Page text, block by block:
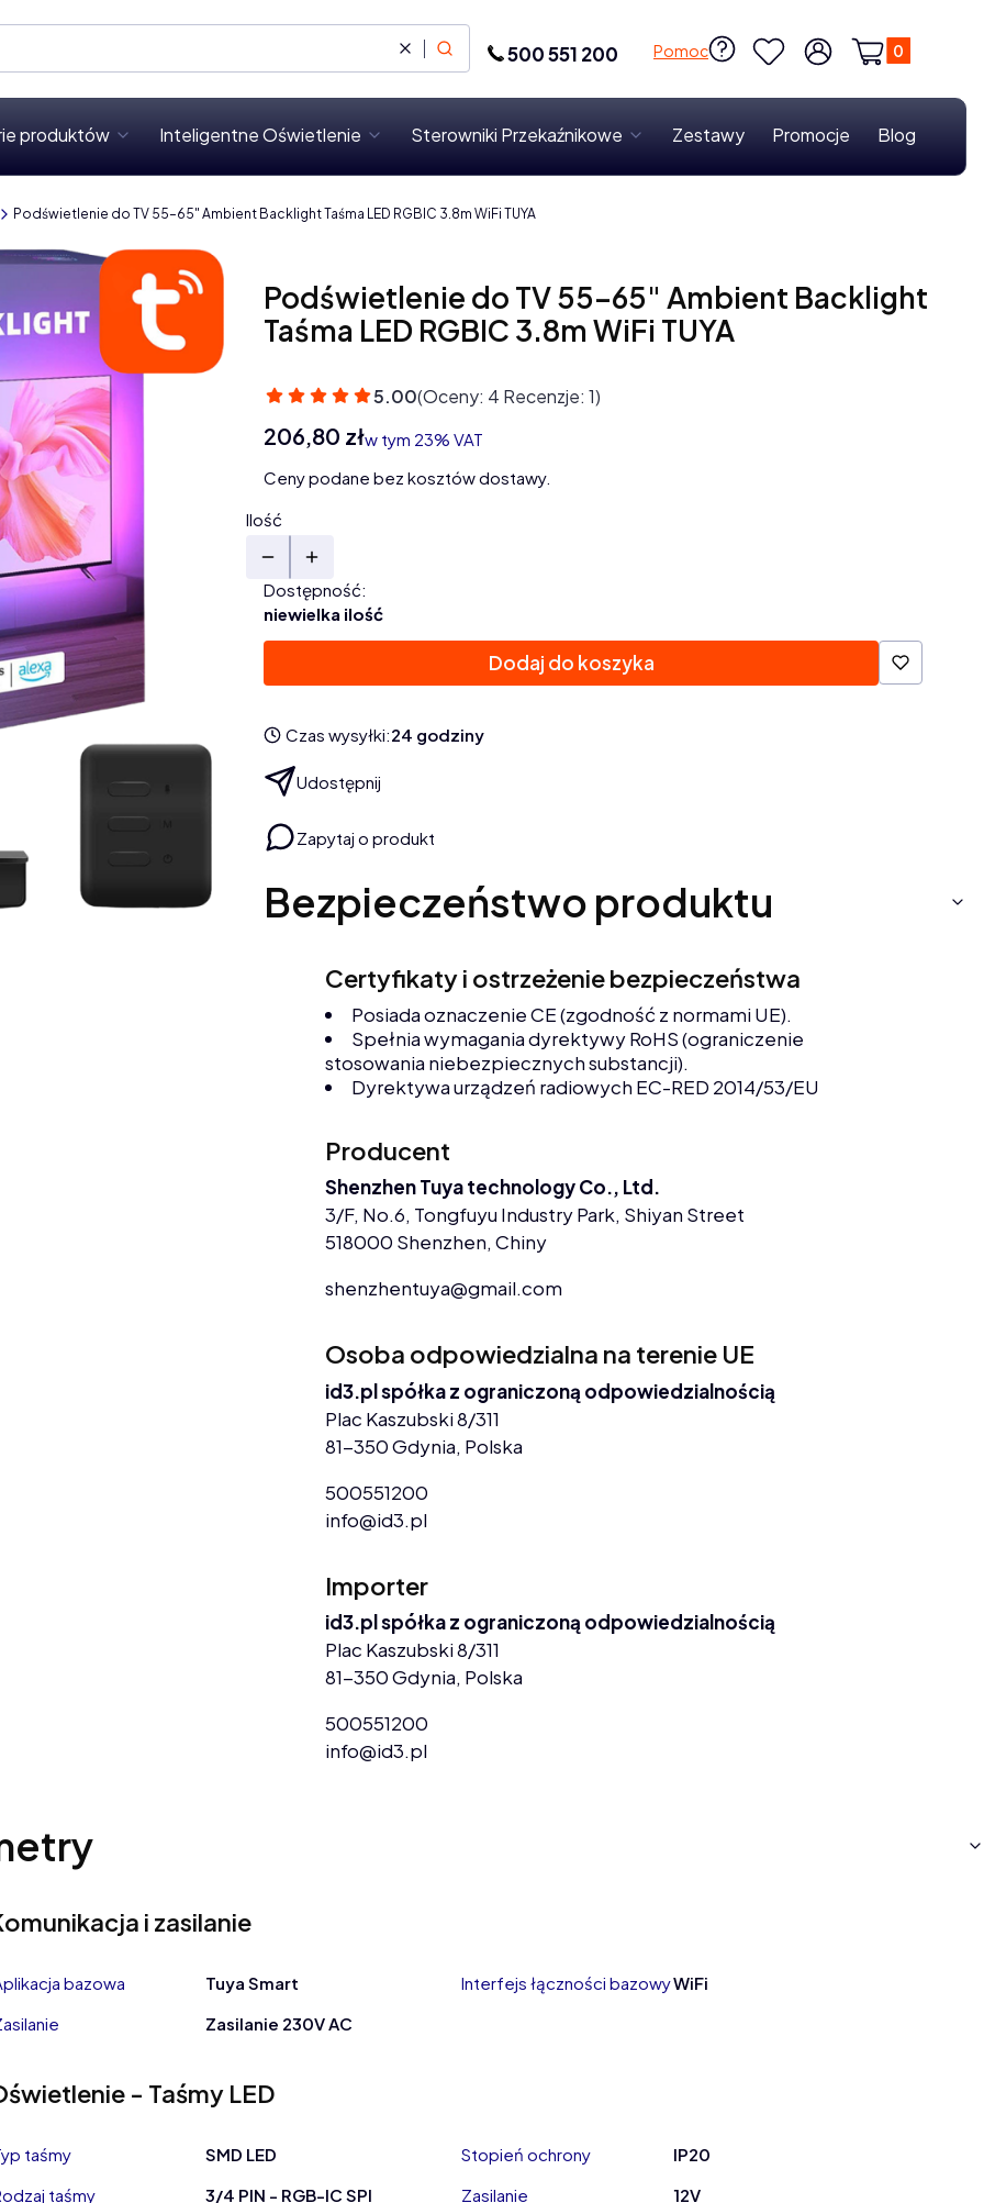
WyczyśćSzukaj 500 551 200 Pomoc
UlubioneZaloguj się
Produkty w
Koszyk
produktów Inteligentne Oświetlenie Sterowniki Przekaźnikowe Zestawy Promocje Blog
Podświetlenie do TV 55–65" Ambient Backlight Taśma LED RGBIC 3.8m WiFi TUYA
Podświetlenie do TV 55–65" Ambient Backlight
Taśma LED RGBIC 3.8m WiFi TUYA
5.00(Oceny: 4 Recenzje: 1)
Cena
206,80 złw tym 23% VAT
w tym 23% VAT
Ceny podane bez kosztów dostawy.
Ilość
Dostępność:
niewielka ilość
Dodaj do koszyka
Czas wysyłki:24 godziny
Udostępnij
Zapytaj o produkt
Bezpieczeństwo produktu
Certyfikaty i ostrzeżenie bezpieczeństwa
Posiada oznaczenie CE (zgodność z normami UE).
Spełnia wymagania dyrektywy RoHS (ograniczenie
stosowania niebezpiecznych substancji).
Dyrektywa urządzeń radiowych EC-RED 2014/53/EU
Producent
Shenzhen Tuya technology Co., Ltd.
3/F, No.6, Tongfuyu Industry Park, Shiyan Street
518000 Shenzhen, Chiny
shenzhentuya@gmail.com
Osoba odpowiedzialna na terenie UE
id3.pl spółka z ograniczoną odpowiedzialnością
Plac Kaszubski 8/311
81-350 Gdynia, Polska
500551200
info@id3.pl
Importer
id3.pl spółka z ograniczoną odpowiedzialnością
Plac Kaszubski 8/311
81-350 Gdynia, Polska
500551200
info@id3.pl
i zasilanie
bazowa Tuya Smart Interfejs łączności bazowyWiFi
Zasilanie 230V AC
- Taśmy LED
taśmy SMD LED Stopień ochrony
IP20
taśmy
3/4 PIN - RGB-IC SPI Zasilanie 12V